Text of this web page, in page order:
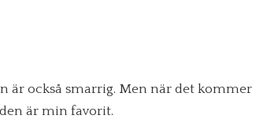
är också smarrig. Men när det kommer
är min favorit.